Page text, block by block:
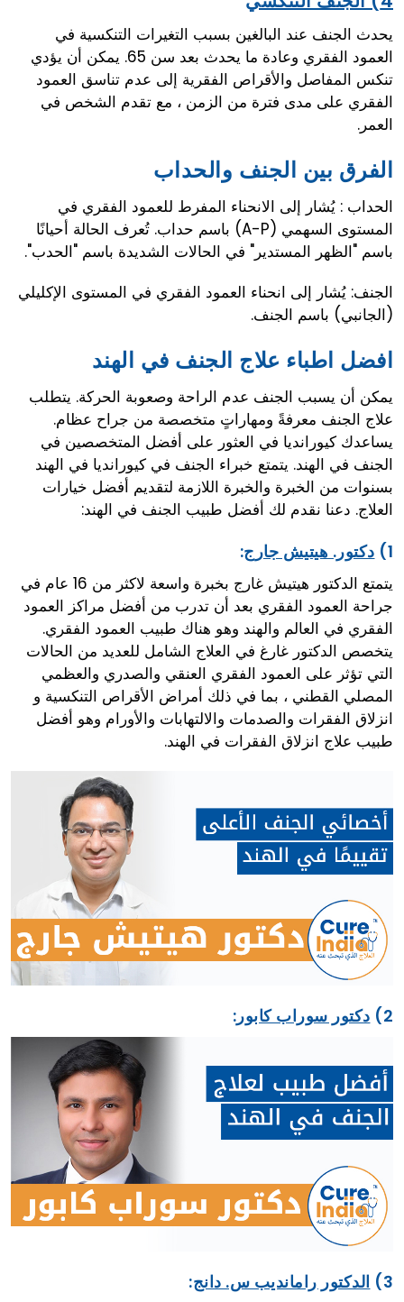
يحدث الجنف عند البالغين بسبب التغيرات التنكسية في
العمود الفقري وعادة ما يحدث بعد سن 65. يمكن أن يؤدي
تنكس المفاصل والأقراص الفقرية إلى عدم تناسق العمود
الفقري على مدى فترة من الزمن ، مع تقدم الشخص في
العمر.
الفرق بين الجنف والحداب
الحداب : يُشار إلى الانحناء المفرط للعمود الفقري في
المستوى السهمي (A-P) باسم حداب. تُعرف الحالة أحيانًا
باسم "الظهر المستدير" في الحالات الشديدة باسم "الحدب".
الجنف: يُشار إلى انحناء العمود الفقري في المستوى الإكليلي
(الجانبي) باسم الجنف.
افضل اطباء علاج الجنف في الهند
يمكن أن يسبب الجنف عدم الراحة وصعوبة الحركة. يتطلب
علاج الجنف معرفةً ومهاراتٍ متخصصة من جراح عظام.
يساعدك كيورانديا في العثور على أفضل المتخصصين في
الجنف في الهند. يتمتع خبراء الجنف في كيورانديا في الهند
بسنوات من الخبرة والخبرة اللازمة لتقديم أفضل خيارات
العلاج. دعنا نقدم لك أفضل طبيب الجنف في الهند:
1) دكتور. هيتيش جارج:
يتمتع الدكتور هيتيش غارج بخبرة واسعة لاكثر من 16 عام في
جراحة العمود الفقري بعد أن تدرب من أفضل مراكز العمود
الفقري في العالم والهند وهو هناك طبيب العمود الفقري.
يتخصص الدكتور غارغ في العلاج الشامل للعديد من الحالات
التي تؤثر على العمود الفقري العنقي والصدري والعظمي
المصلي القطني ، بما في ذلك أمراض الأقراص التنكسية و
انزلاق الفقرات والصدمات والالتهابات والأورام وهو أفضل
طبيب علاج انزلاق الفقرات في الهند.
2) دكتور سوراب كابور :
3) الدكتور رامانديب س. دانج: